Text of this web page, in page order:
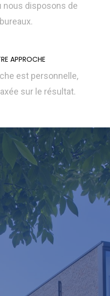
nous disposons de
bureaux.
APPROCHE
est personnelle,
sur le résultat.